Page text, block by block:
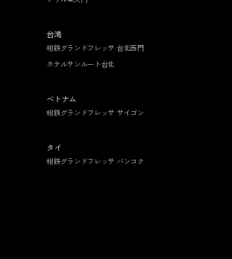
台湾
相鉄グランドフレッサ 台北西門
ホテルサンルート台北
ベトナム
相鉄グランドフレッサ サイゴン
タイ
相鉄グランドフレッサ バンコク